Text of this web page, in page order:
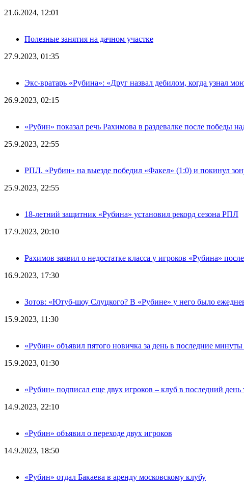
21.6.2024, 12:01
Полезные занятия на дачном участке
27.9.2023, 01:35
Экс-вратарь «Рубина»: «Друг назвал дебилом, когда узнал
26.9.2023, 02:15
«Рубин» показал речь Рахимова в раздевалке после победы
25.9.2023, 22:55
РПЛ. «Рубин» на выезде победил «Факел» (1:0) и покинул
25.9.2023, 22:55
18-летний защитник «Рубина» установил рекорд сезона РПЛ
17.9.2023, 20:10
Рахимов заявил о недостатке класса у игроков «Рубина»
16.9.2023, 17:30
Зотов: «Ютуб-шоу Слуцкого? В «Рубине» у него было
15.9.2023, 11:30
«Рубин» объявил пятого новичка за день в последние
15.9.2023, 01:30
«Рубин» подписал еще двух игроков – клуб в последний
14.9.2023, 22:10
«Рубин» объявил о переходе двух игроков
14.9.2023, 18:50
«Рубин» отдал Бакаева в аренду московскому клубу